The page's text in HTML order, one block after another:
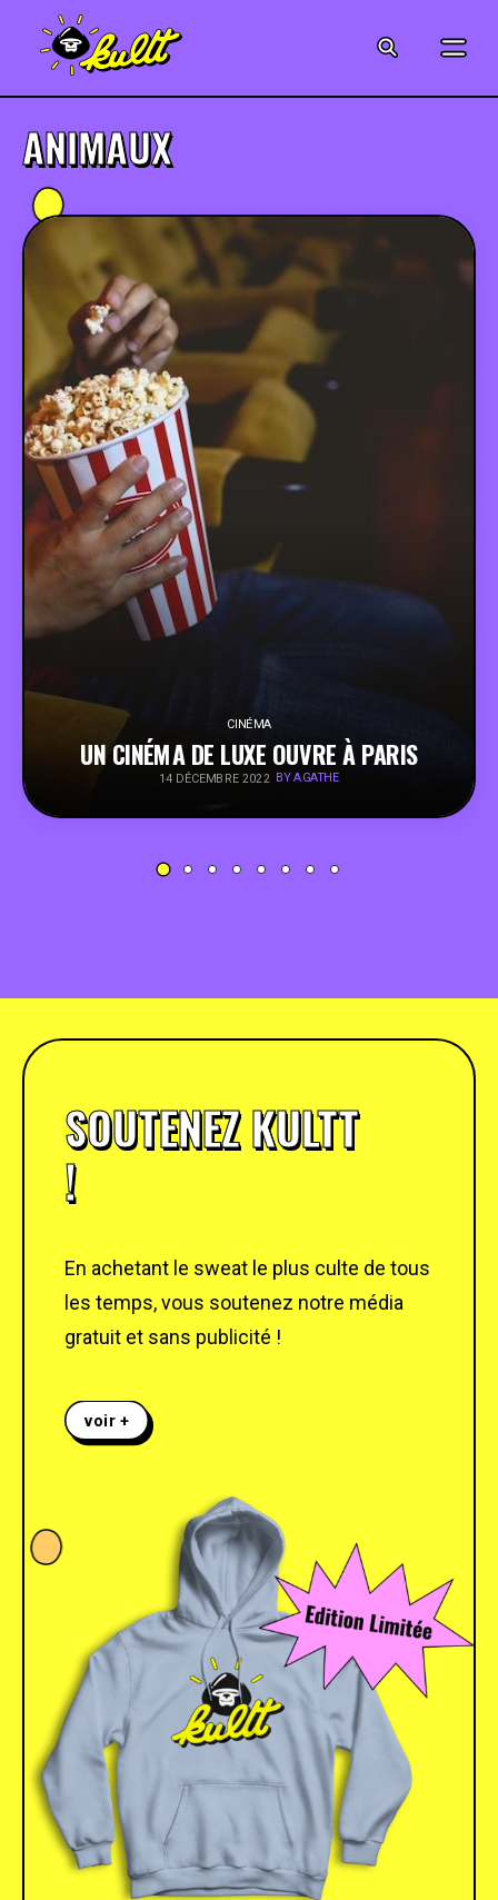
MUSIQUE
CRÉATION
ART
JEUX-VIDÉO
VINTAGE
PEOPLE
FOOD
SOUTENEZ KULTT
ANIMAUX
CINÉMA
UN CINÉMA DE LUXE OUVRE À PARIS
14 DÉCEMBRE 2022 BY AGATHE
SOUTENEZ KULTT
!
En achetant le sweat le plus culte de tous
les temps, vous soutenez notre média
gratuit et sans publicité !
voir +